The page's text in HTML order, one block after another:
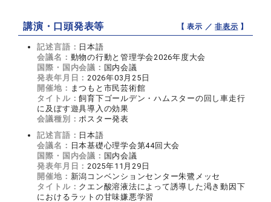
講演・口頭発表等 【 表示 ／非表示 】
記述言語： 日本語
会議名： 動物の行動と管理学会2026年度大会
国際・国内会議： 国内会議
発表年月日：2026年03月25日
開催地： まつもと市民芸術館
タイトル：飼育下ゴールデン・ハムスターの回し車走行
に及ぼす遊具導入の効果
会議種別：ポスター発表
記述言語： 日本語
会議名： 日本基礎心理学会第44回大会
国際・国内会議： 国内会議
発表年月日：2025年11月29日
開催地： 新潟コンベンションセンター朱鷺メッセ
タイトル： クエン酸溶液法によって誘導した渇き動因下
におけるラットの甘味嫌悪学習